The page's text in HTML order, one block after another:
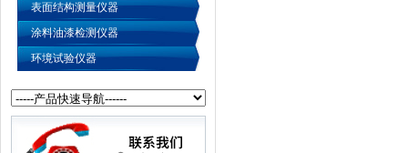
表面结构测量仪器
涂料油漆检测仪器
环境试验仪器